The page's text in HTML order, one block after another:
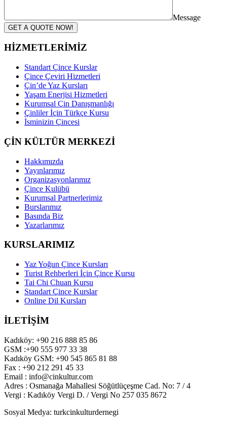
Message
GET A QUOTE NOW!
HİZMETLERİMİZ
Standart Çince Kurslar
Çince Çeviri Hizmetleri
Çin’de Yaz Kursları
Yaşam Enerjisi Hizmetleri
Kurumsal Çin Danışmanlığı
Çinliler İçin Türkçe Kursu
İsminizin Çincesi
ÇİN KÜLTÜR MERKEZİ
Hakkımızda
Yayınlarımız
Organizasyonlarımız
Çince Kulübü
Kurumsal Partnerlerimiz
Burslarımız
Basında Biz
Yazarlarımız
KURSLARIMIZ
Yaz Yoğun Çince Kursları
Turist Rehberleri İçin Çince Kursu
Tai Chi Chuan Kursu
Standart Çince Kurslar
Online Dil Kursları
İLETİŞİM
Kadıköy: +90 216 888 85 86
GSM :+90 555 977 33 38
Kadıköy GSM: +90 545 865 81 88
Fax : +90 212 291 45 33
Email : info@cinkultur.com
Adres : Osmanağa Mahallesi Söğütlüçeşme Cad. No: 7 / 4
Vergi : Kadıköy Vergi D. / Vergi No 257 035 8672
Sosyal Medya: turkcinkulturdernegi